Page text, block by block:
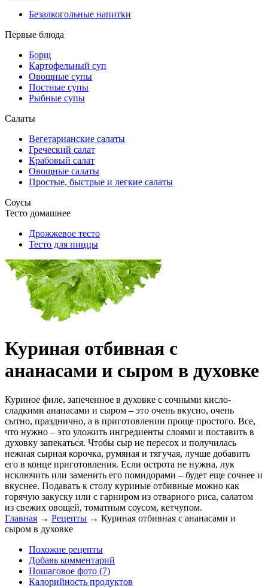
Безалкогольные напитки
Первые блюда
Борщ
Картофельный суп
Овощные супы
Постные супы
Рыбные супы
Салаты
Вегетарианские салаты
Греческий салат
Крабовый салат
Овощные салаты
Простые, быстрые и легкие салаты
Соусы
Тесто домашнее
Дрожжевое тесто
Тесто для пиццы
Куриная отбивная с
ананасами и сыром в духовке
Куриное филе, запеченное в духовке с сочными кисло-
сладкими ананасами и сыром – это очень вкусно, очень
сытно, празднично, а в приготовлении проще простого. Все,
что нужно – это уложить ингредиенты слоями и поставить в
духовку запекаться. Чтобы сыр не пересох и получилась
нежная сырная корочка, румяная и тягучая, лучше добавить
его в конце приготовления. Если острота не нужна, лук
исключить или заменить его помидорами – будет еще сочнее и
вкуснее. Подавать к столу куриные отбивные можно как
горячую закуску или с гарниром из отварного риса, салатом
из свежих овощей, томатным соусом, кетчупом.
Главная → Рецепты → Куриная отбивная с ананасами и
сыром в духовке
Похожие рецепты
Добавь комментарий
Пошаговое фото (7)
Калорийность продуктов